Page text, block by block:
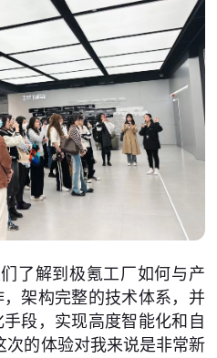
了解到极氪工厂如何与产
架构完整的技术体系，并
段，实现高度智能化和自
次的体验对我来说是非常新